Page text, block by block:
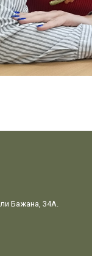
Бажана, 34А.